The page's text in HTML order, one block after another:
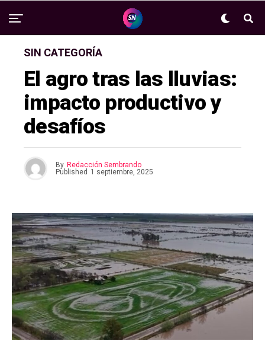
SIN CATEGORÍA
El agro tras las lluvias:
impacto productivo y
desafíos
By Redacción Sembrando
Published 1 septiembre, 2025